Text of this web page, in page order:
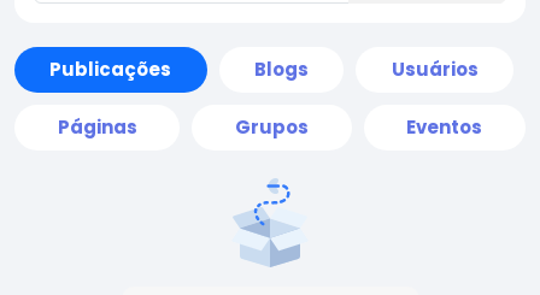
Publicações Blogs Usuários
Páginas Grupos Eventos